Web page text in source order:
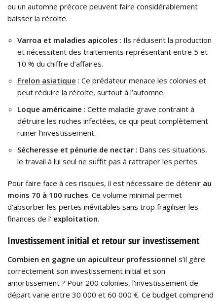
ou un automne précoce peuvent faire considérablement
baisser la récolte.
Varroa et maladies apicoles : Ils réduisent la production
et nécessitent des traitements représentant entre 5 et
10 % du chiffre d’affaires.
Frelon asiatique : Ce prédateur menace les colonies et
peut réduire la récolte, surtout à l’automne.
Loque américaine : Cette maladie grave contraint à
détruire les ruches infectées, ce qui peut complètement
ruiner l’investissement.
Sécheresse et pénurie de nectar : Dans ces situations,
le travail à lui seul ne suffit pas à rattraper les pertes.
Pour faire face à ces risques, il est nécessaire de détenir au
moins 70 à 100 ruches. Ce volume minimal permet
d’absorber les pertes inévitables sans trop fragiliser les
finances de l’ exploitation.
Investissement initial et retour sur investissement
Combien en gagne un apiculteur professionnel s’il gère
correctement son investissement initial et son
amortissement ? Pour 200 colonies, l’investissement de
départ varie entre 30 000 et 60 000 €. Ce budget comprend